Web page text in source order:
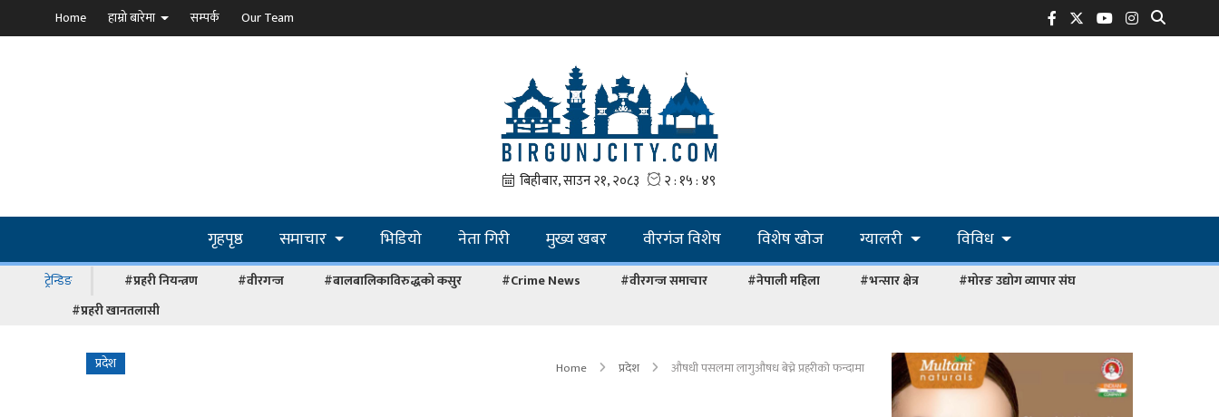
Home हाम्रो बारेमा सम्पर्क Our Team
गृहपृष्ठ समाचार भिडियो नेता गिरी मुख्य खबर वीरगंज विशेष विशेष खोज ग्यालरी विविध
ट्रेन्डिङ #प्रहरी नियन्त्रण #वीरगन्ज #बालबालिकाविरुद्धको कसुर #Crime News #वीरगन्ज समाचार #नेपाली महिला #भन्सार क्षेत्र
#मोरङ उद्योग व्यापार संघ
#प्रहरी खानतलासी
प्रदेश Home प्रदेश औषधी पसलमा लागुऔषध बेच्ने प्रहरीको फन्दामा